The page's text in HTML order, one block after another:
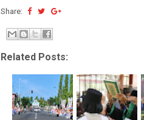
Share:
Related Posts: